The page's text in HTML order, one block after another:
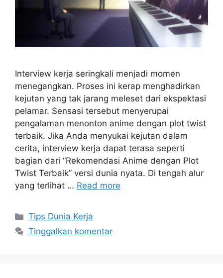
Interview kerja seringkali menjadi momen
menegangkan. Proses ini kerap menghadirkan
kejutan yang tak jarang meleset dari ekspektasi
pelamar. Sensasi tersebut menyerupai
pengalaman menonton anime dengan plot twist
terbaik. Jika Anda menyukai kejutan dalam
cerita, interview kerja dapat terasa seperti
bagian dari “Rekomendasi Anime dengan Plot
Twist Terbaik” versi dunia nyata. Di tengah alur
yang terlihat … Read more
Kategori
Tips Dunia Kerja
Tinggalkan komentar